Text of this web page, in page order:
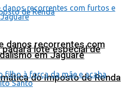
pagará lote especial de
do Imposto de Renda
danos recorrentes com
em Jaguaré